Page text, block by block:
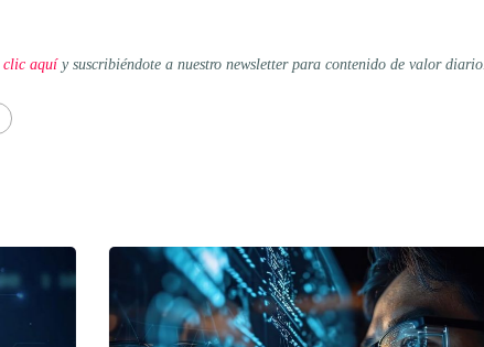
clic aquíy suscribiéndote a nuestro newsletter para contenido de valor diario.